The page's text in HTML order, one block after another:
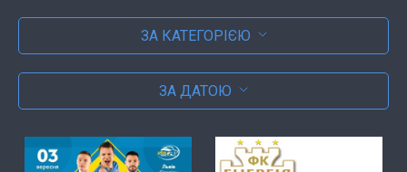
ЗА КАТЕГОРІЄЮ
ЗА ДАТОЮ